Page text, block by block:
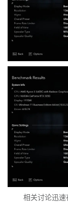
相关讨论迅速